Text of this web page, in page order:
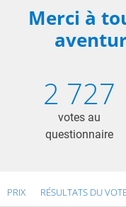
Merci à
2 727
votes au
questionnaire
PRIX RÉSULTATS DU